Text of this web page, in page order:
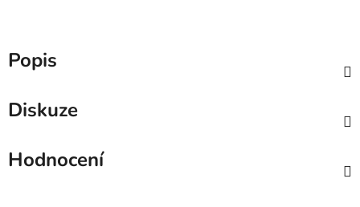
Popis
Diskuze
Hodnocení